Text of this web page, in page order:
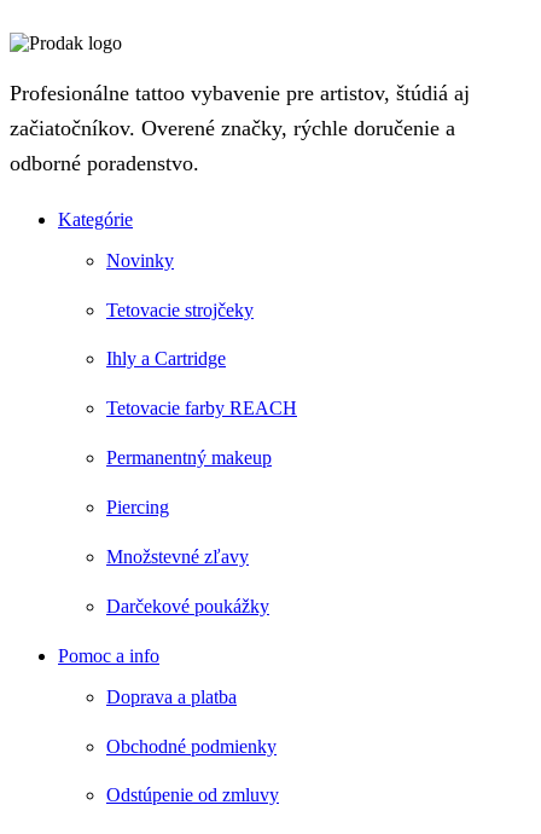
Profesionálne tattoo vybavenie pre artistov, štúdiá aj
začiatočníkov. Overené značky, rýchle doručenie a
odborné poradenstvo.
Kategórie
Novinky
Tetovacie strojčeky
Ihly a Cartridge
Tetovacie farby REACH
Permanentný makeup
Piercing
Množstevné zľavy
Darčekové poukážky
Pomoc a info
Doprava a platba
Obchodné podmienky
Odstúpenie od zmluvy